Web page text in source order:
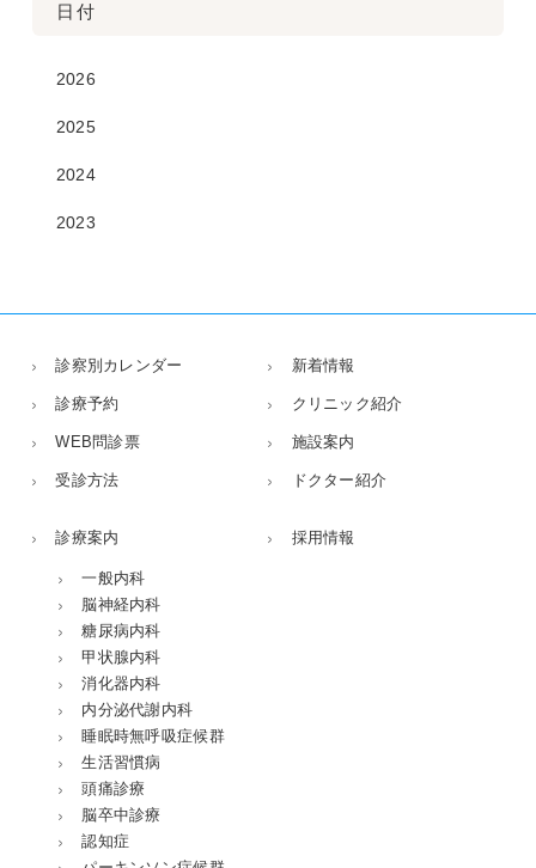
日付
2026
2025
2024
2023
診察別カレンダー
診療予約
WEB問診票
受診方法
新着情報
クリニック紹介
施設案内
ドクター紹介
診療案内
一般内科
脳神経内科
糖尿病内科
甲状腺内科
消化器内科
内分泌代謝内科
睡眠時無呼吸症候群
生活習慣病
頭痛診療
脳卒中診療
認知症
採用情報